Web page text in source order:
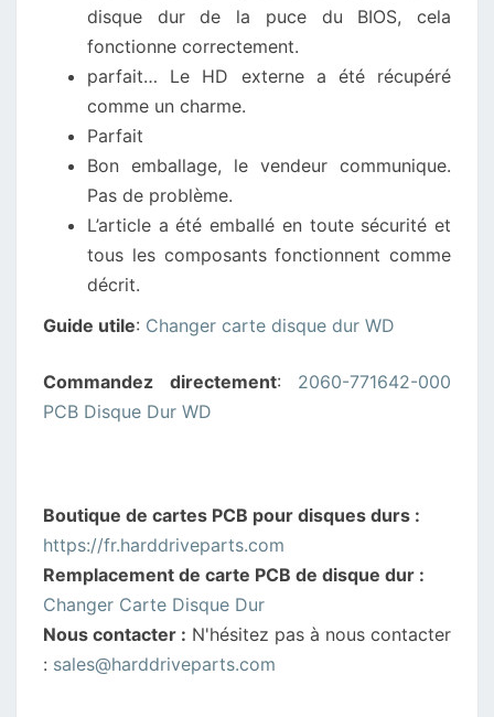
disque dur de la puce du BIOS, cela
fonctionne correctement.
parfait… Le HD externe a été récupéré
comme un charme.
Parfait
Bon emballage, le vendeur communique.
Pas de problème.
L’article a été emballé en toute sécurité et
tous les composants fonctionnent comme
décrit.
Guide utile: Changer carte disque dur WD
Commandez directement: 2060-771642-000
PCB Disque Dur WD
Boutique de cartes PCB pour disques durs :
https://fr.harddriveparts.com
Remplacement de carte PCB de disque dur :
Changer Carte Disque Dur
Nous contacter : N'hésitez pas à nous contacter
: sales@harddriveparts.com